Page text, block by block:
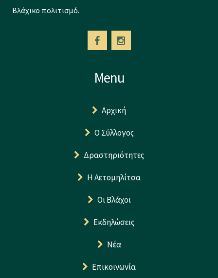
Βλάχικο πολιτισμό.
Menu
Αρχική
Ο Σύλλογος
Δραστηριότητες
Η Αετομηλίτσα
Οι Βλάχοι
Εκδηλώσεις
Νέα
Επικοινωνία